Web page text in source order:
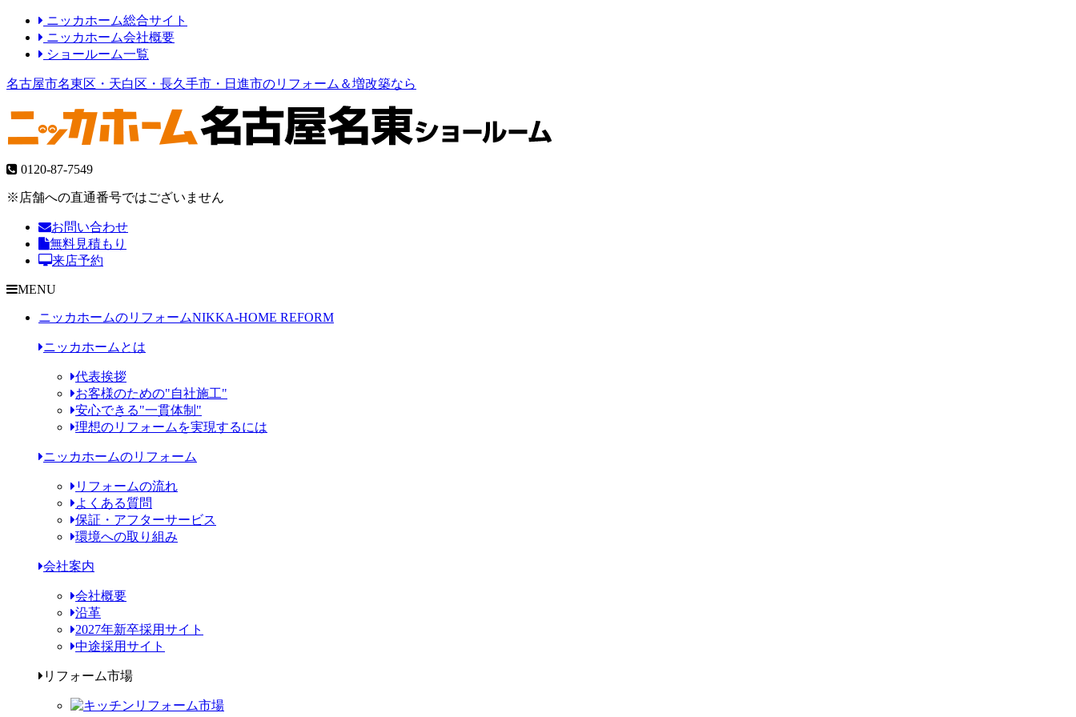
ニッカホーム総合サイト
ニッカホーム会社概要
ショールーム一覧
名古屋市名東区・天白区・長久手市・日進市のリフォーム＆増改築なら
0120-87-7549
※店舗への直通番号ではございません
お問い合わせ
無料見積もり
来店予約
MENU
ニッカホームのリフォームNIKKA-HOME REFORM
ニッカホームとは
代表挨拶
お客様のための"自社施工"
安心できる"一貫体制"
理想のリフォームを実現するには
ニッカホームのリフォーム
リフォームの流れ
よくある質問
保証・アフターサービス
環境への取り組み
会社案内
会社概要
沿革
2027年新卒採用サイト
中途採用サイト
リフォーム市場